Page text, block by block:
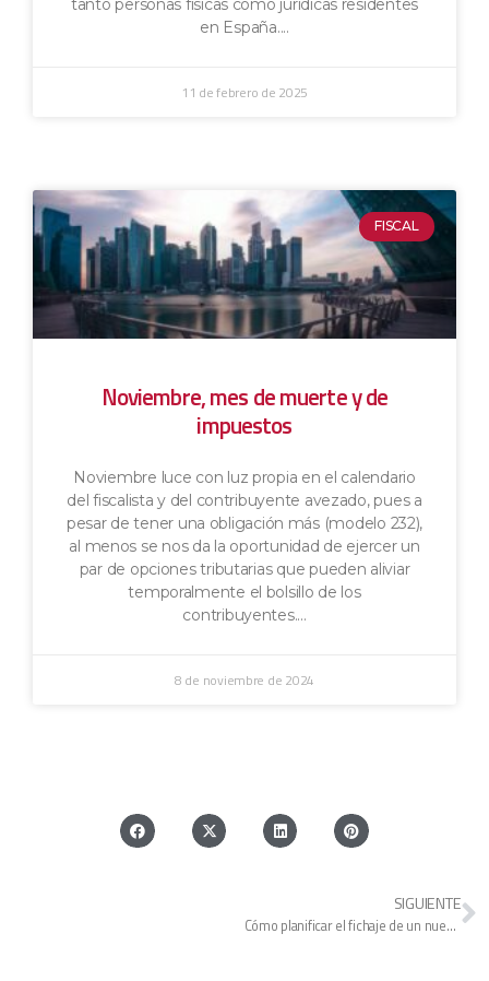
tanto personas físicas como jurídicas residentes
en España.
11 de febrero de 2025
FISCAL
Noviembre, mes de muerte y de
impuestos
Noviembre luce con luz propia en el calendario
del fiscalista y del contribuyente avezado, pues a
pesar de tener una obligación más (modelo 232),
al menos se nos da la oportunidad de ejercer un
par de opciones tributarias que pueden aliviar
temporalmente el bolsillo de los
contribuyentes.
8 de noviembre de 2024
SIGUIENTE
Cómo planificar el fichaje de un nuevo ‘míster’